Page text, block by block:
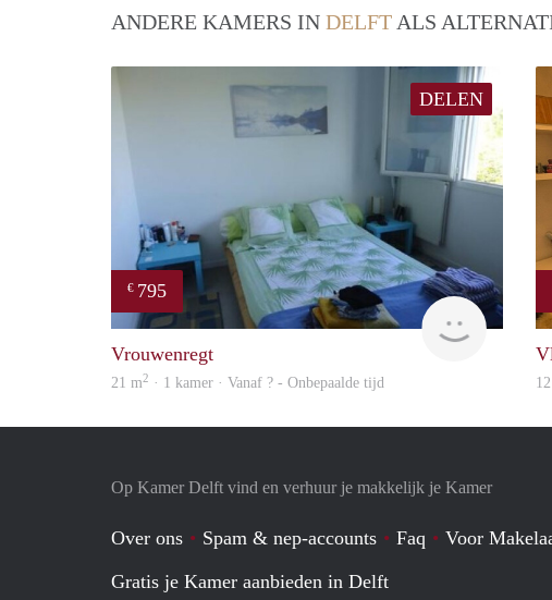
ANDERE KAMERS IN DELFT ALS
DELEN
€ 795
finder
Vrouwenregt
21 m2 · 1 kamer · Vanaf ? - Onbepaalde tijd
Op Kamer Delft vind en verhuur je makkelijk je Kamer
Over ons Spam & nep-accounts Faq Voor
Gratis je Kamer aanbieden in Delft